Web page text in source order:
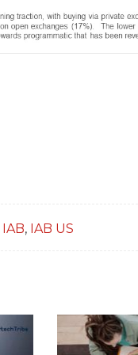
IAB, IAB US